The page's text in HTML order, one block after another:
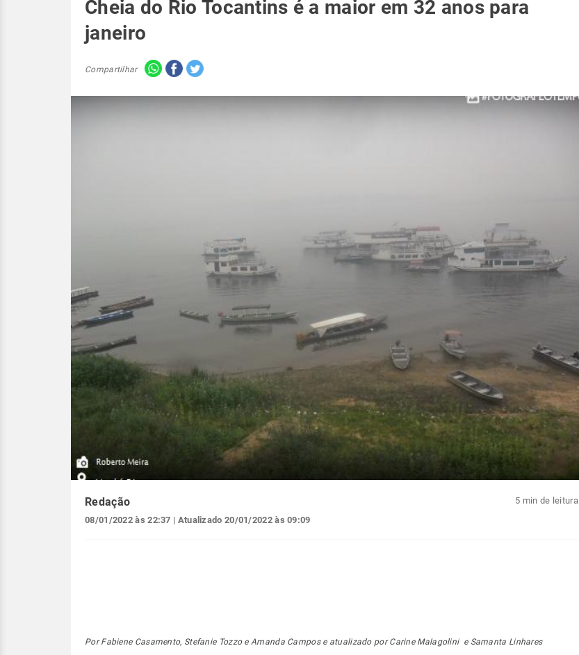
Cheia do Rio Tocantins é a maior em 32 anos para
janeiro
Compartilhar
Redação
08/01/2022 às 22:37 | Atualizado 20/01/2022 às 09:09
5 min de leitura
Por Fabiene Casamento, Stefanie Tozzo e Amanda Campos e atualizado por Carine Malagolini e Samanta Linhares